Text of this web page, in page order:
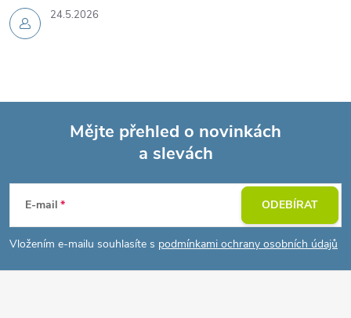
24.5.2026
p
Mějte přehled o novinkách
a slevách
E-mail
Vložením e-mailu souhlasíte s podmínkami ochrany osobních údajů
ODEBÍRAT